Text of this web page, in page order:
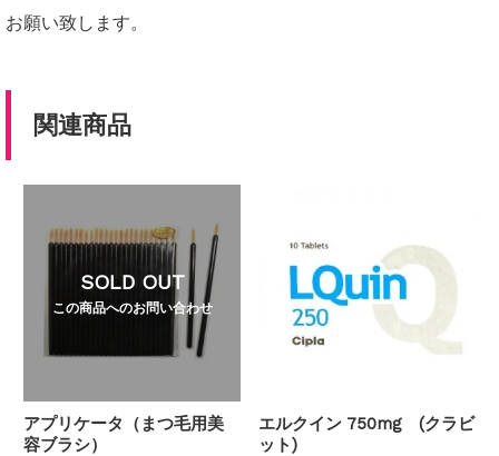
お願い致します。
関連商品
SOLD OUT
この商品へのお問い合わせ
アプリケータ（まつ毛用美
容ブラシ）
エルクイン 750mg (クラビ
ット)